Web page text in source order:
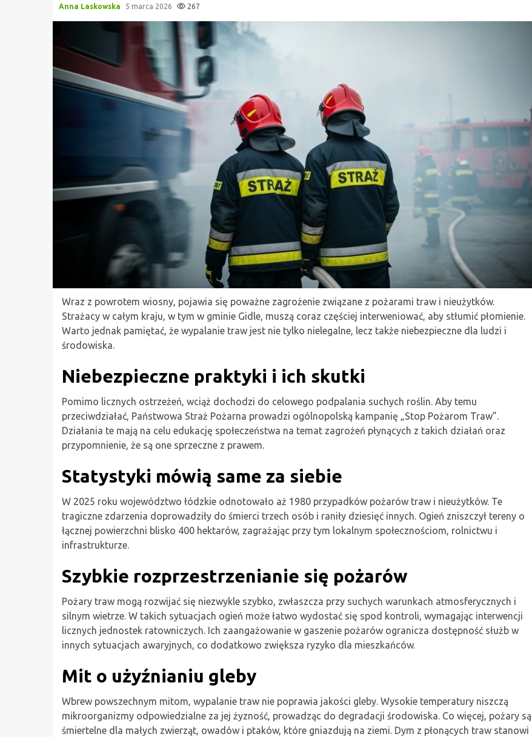
Anna Laskowska 5 marca 2026 267
Wraz z powrotem wiosny, pojawia się poważne zagrożenie związane z pożarami traw i nieużytków.
Strażacy w całym kraju, w tym w gminie Gidle, muszą coraz częściej interweniować, aby stłumić płomienie.
Warto jednak pamiętać, że wypalanie traw jest nie tylko nielegalne, lecz także niebezpieczne dla ludzi i
środowiska.
Niebezpieczne praktyki i ich skutki
Pomimo licznych ostrzeżeń, wciąż dochodzi do celowego podpalania suchych roślin. Aby temu
przeciwdziałać, Państwowa Straż Pożarna prowadzi ogólnopolską kampanię „Stop Pożarom Traw”.
Działania te mają na celu edukację społeczeństwa na temat zagrożeń płynących z takich działań oraz
przypomnienie, że są one sprzeczne z prawem.
Statystyki mówią same za siebie
W 2025 roku województwo łódzkie odnotowało aż 1980 przypadków pożarów traw i nieużytków. Te
tragiczne zdarzenia doprowadziły do śmierci trzech osób i raniły dziesięć innych. Ogień zniszczył tereny o
łącznej powierzchni blisko 400 hektarów, zagrażając przy tym lokalnym społecznościom, rolnictwu i
infrastrukturze.
Szybkie rozprzestrzenianie się pożarów
Pożary traw mogą rozwijać się niezwykle szybko, zwłaszcza przy suchych warunkach atmosferycznych i
silnym wietrze. W takich sytuacjach ogień może łatwo wydostać się spod kontroli, wymagając interwencji
licznych jednostek ratowniczych. Ich zaangażowanie w gaszenie pożarów ogranicza dostępność służb w
innych sytuacjach awaryjnych, co dodatkowo zwiększa ryzyko dla mieszkańców.
Mit o użyźnianiu gleby
Wbrew powszechnym mitom, wypalanie traw nie poprawia jakości gleby. Wysokie temperatury niszczą
mikroorganizmy odpowiedzialne za jej żyzność, prowadząc do degradacji środowiska. Co więcej, pożary są
śmiertelne dla małych zwierząt, owadów i ptaków, które gniazdują na ziemi. Dym z płonących traw stanowi